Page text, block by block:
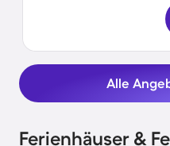
Alle
Ferienhäuser &